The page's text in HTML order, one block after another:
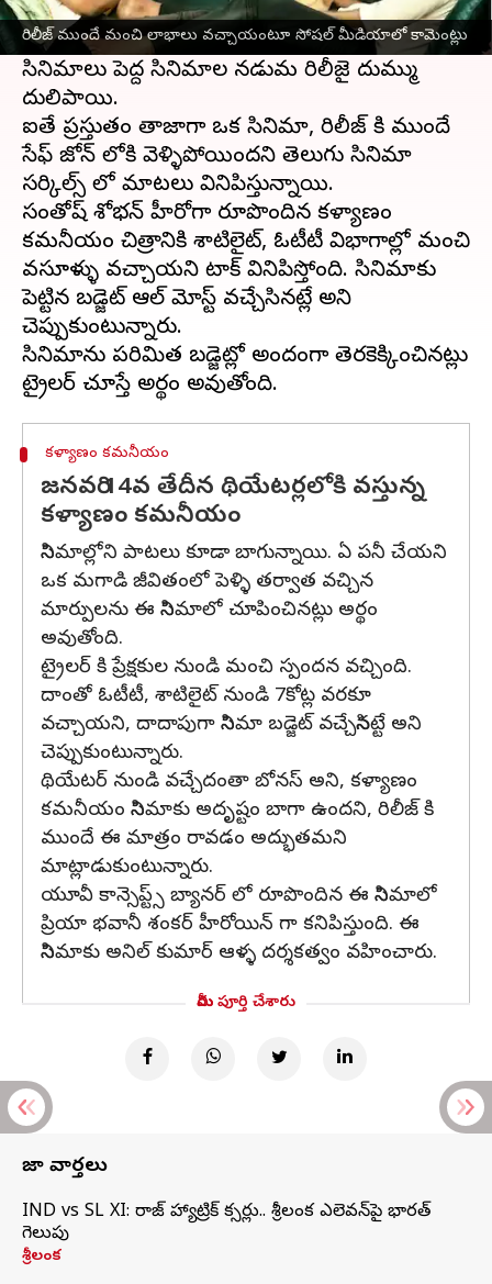
రిలీజ్ ముందే మంచి లాభాలు వచ్చాయంటూ సోషల్ మీడియాలో కామెంట్లు
నడుస్తుంటుంది. అందుకే చిన్న సినిమాలు ఆ టైమ్ లో
దాదాపుగా రిలీజ్ అవ్వవు. కానీ శతమానం భవతి లాంటి
సినిమాలు పెద్ద సినిమాల నడుమ రిలీజై దుమ్ము
దులిపాయి.
ఐతే ప్రస్తుతం తాజాగా ఒక సినిమా, రిలీజ్ కి ముందే
సేఫ్ జోన్ లోకి వెళ్ళిపోయిందని తెలుగు సినిమా
సర్కిల్స్ లో మాటలు వినిపిస్తున్నాయి.
సంతోష్ శోభన్ హీరోగా రూపొందిన కళ్యాణం
కమనీయం చిత్రానికి శాటిలైట్, ఓటీటీ విభాగాల్లో మంచి
వసూళ్ళు వచ్చాయని టాక్ వినిపిస్తోంది. సినిమాకు
పెట్టిన బడ్జెట్ ఆల్ మోస్ట్ వచ్చేసినట్లే అని
చెప్పుకుంటున్నారు.
సినిమాను పరిమిత బడ్జెట్లో అందంగా తెరకెక్కించినట్లు
కళ్యాణం కమనీయం
జనవరి 14వ తేదీన థియేటర్లలోకి వస్తున్న
కళ్యాణం కమనీయం
సినిమాల్లోని పాటలు కూడా బాగున్నాయి. ఏ పనీ చేయని
ఒక మగాడి జీవితంలో పెళ్ళి తర్వాత వచ్చిన
మార్పులను ఈ సినిమాలో చూపించినట్లు అర్థం
అవుతోంది.
ట్రైలర్ కి ప్రేక్షకుల నుండి మంచి స్పందన వచ్చింది.
దాంతో ఓటీటీ, శాటిలైట్ నుండి 7కోట్ల వరకూ
వచ్చాయని, దాదాపుగా సినిమా బడ్జెట్ వచ్చేసినట్టే అని
చెప్పుకుంటున్నారు.
థియేటర్ నుండి వచ్చేదంతా బోనస్ అని, కళ్యాణం
కమనీయం సినిమాకు అదృష్టం బాగా ఉందని, రిలీజ్ కి
ముందే ఈ మాత్రం రావడం అద్భుతమని
మాట్లాడుకుంటున్నారు.
యూవీ కాన్సెప్ట్స్ బ్యానర్ లో రూపొందిన ఈ సినిమాలో
ప్రియా భవానీ శంకర్ హీరోయిన్ గా కనిపిస్తుంది. ఈ
సినిమాకు అనిల్ కుమార్ ఆళ్ళ దర్శకత్వం వహించారు.
మీరు పూర్తి చేశారు
తాజా వార్తలు
IND vs SL XI: సిరాజ్‌ హ్యాట్రిక్‌ సిక్సర్లు.. శ్రీలంక ఎలెవన్‌పై భారత్‌
గెలుపు
శ్రీలంక